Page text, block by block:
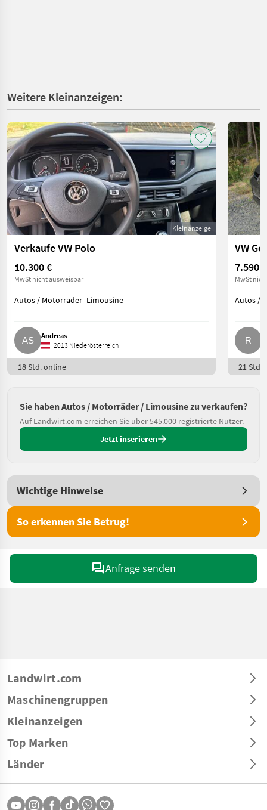
Weitere Kleinanzeigen:
Kleinanzeige
Verkaufe VW Polo
10.300 €
MwSt nicht ausweisbar
Autos / Motorräder- Limousine
Andreas
2013 Niederösterreich
18 Std. online
7.590 €
MwSt
Autos /
21 Std.
Sie haben Autos / Motorräder / Limousine zu verkaufen?
Auf Landwirt.com erreichen Sie über 545.000 registrierte Nutzer.
Jetzt inserieren
Wichtige Hinweise
So erkennen Sie Betrug!
Anfrage senden
Landwirt.com
Maschinengruppen
Kleinanzeigen
Top Marken
Länder